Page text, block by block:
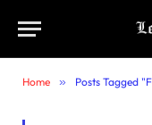
Home » Posts Tagged